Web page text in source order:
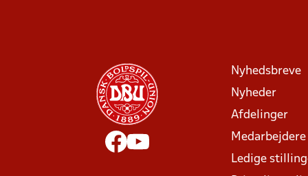
Nyhedsbreve
Nyheder
Afdelinger
Medarbejdere
Ledige